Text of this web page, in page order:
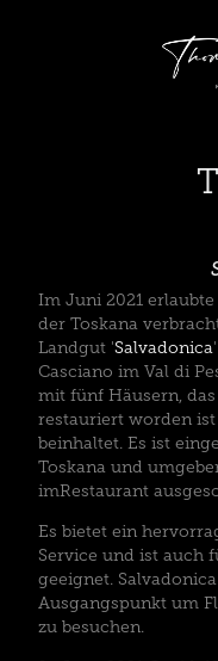
Im Juni 2021
der Toskana
Landgut 'Salvadonica
Casciano im Val di
mit fünf Häusern,
restauriert worden
beinhaltet. Es ist
Toskana und
imRestaurant
Es bietet ein
Service und ist auch
geeignet.
Ausgangspunkt um
zu besuchen.